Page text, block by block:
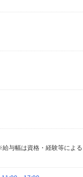
与幅は資格・経験等による